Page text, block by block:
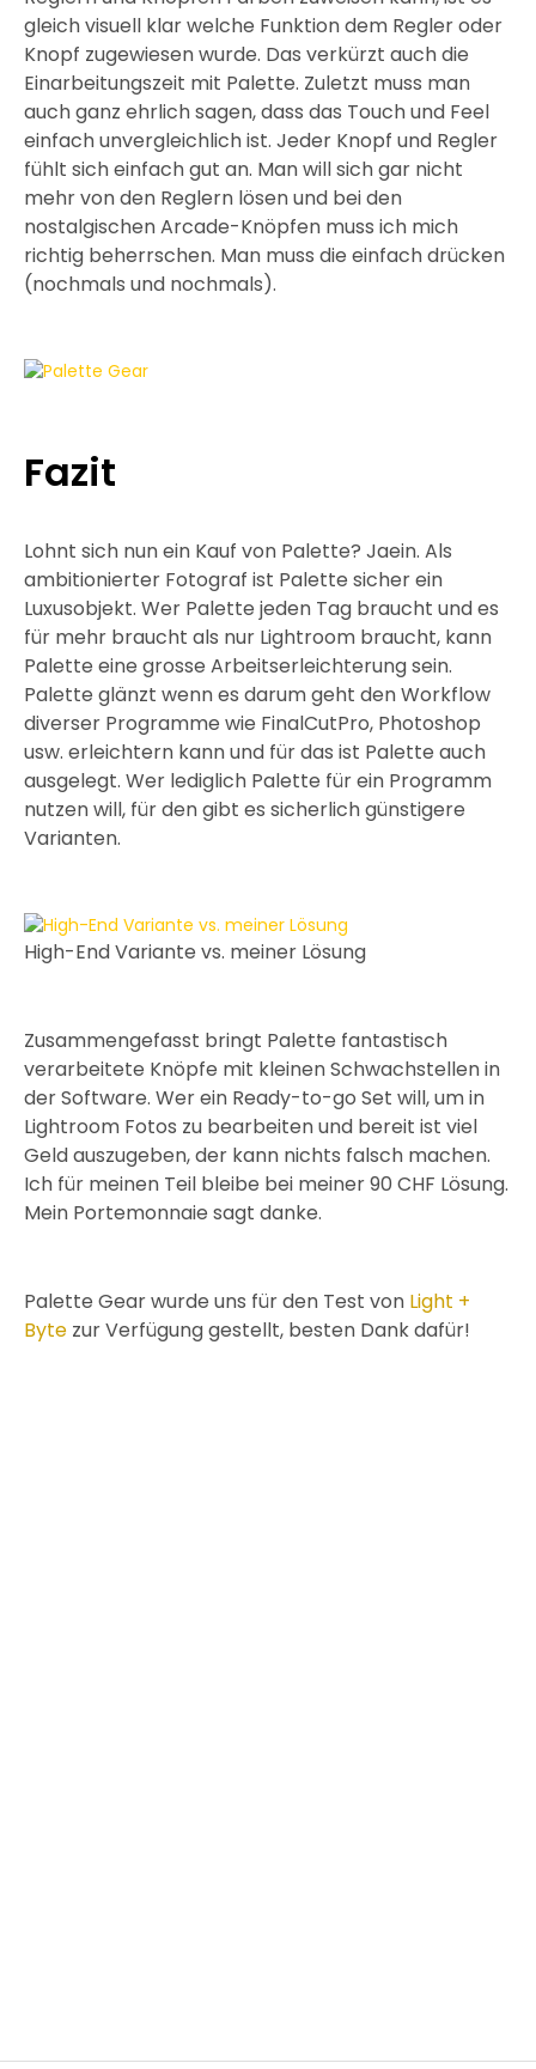
gleich visuell klar welche Funktion dem Regler oder
Knopf zugewiesen wurde. Das verkürzt auch die
Einarbeitungszeit mit Palette. Zuletzt muss man
auch ganz ehrlich sagen, dass das Touch und Feel
einfach unvergleichlich ist. Jeder Knopf und Regler
fühlt sich einfach gut an. Man will sich gar nicht
mehr von den Reglern lösen und bei den
nostalgischen Arcade-Knöpfen muss ich mich
richtig beherrschen. Man muss die einfach drücken
(nochmals und nochmals).
Fazit
Lohnt sich nun ein Kauf von Palette? Jaein. Als
ambitionierter Fotograf ist Palette sicher ein
Luxusobjekt. Wer Palette jeden Tag braucht und es
für mehr braucht als nur Lightroom braucht, kann
Palette eine grosse Arbeitserleichterung sein.
Palette glänzt wenn es darum geht den Workflow
diverser Programme wie FinalCutPro, Photoshop
usw. erleichtern kann und für das ist Palette auch
ausgelegt. Wer lediglich Palette für ein Programm
nutzen will, für den gibt es sicherlich günstigere
Varianten.
High-End Variante vs. meiner Lösung
Zusammengefasst bringt Palette fantastisch
verarbeitete Knöpfe mit kleinen Schwachstellen in
der Software. Wer ein Ready-to-go Set will, um in
Lightroom Fotos zu bearbeiten und bereit ist viel
Geld auszugeben, der kann nichts falsch machen.
Ich für meinen Teil bleibe bei meiner 90 CHF Lösung.
Mein Portemonnaie sagt danke.
Palette Gear wurde uns für den Test von Light +
Byte zur Verfügung gestellt, besten Dank dafür!